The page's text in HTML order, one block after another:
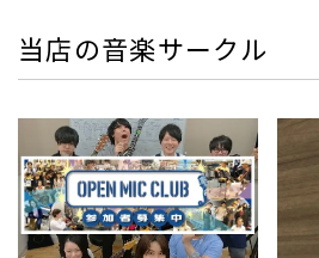
当店の音楽サークル